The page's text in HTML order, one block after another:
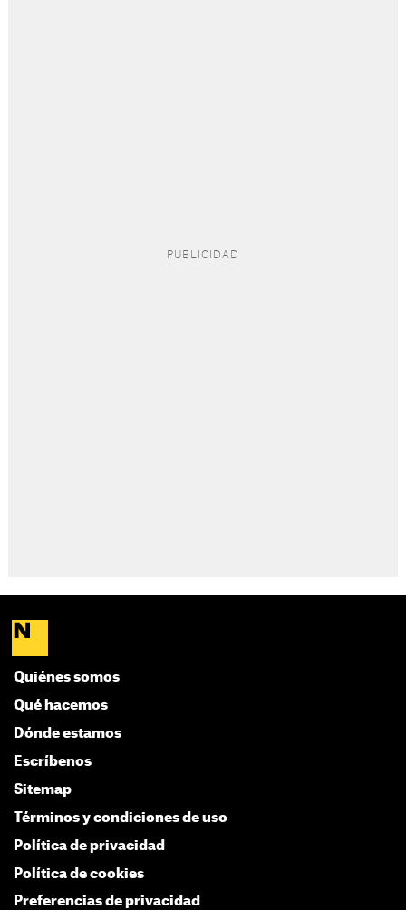
Quiénes somos
Qué hacemos
Dónde estamos
Escríbenos
Sitemap
Términos y condiciones de uso
Política de privacidad
Política de cookies
Preferencias de privacidad